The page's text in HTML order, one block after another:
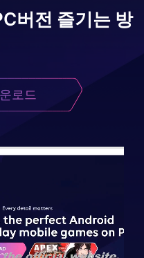
버전 즐기는 방
로드